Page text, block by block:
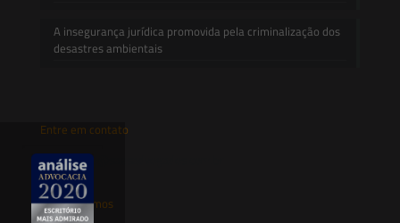
A insegurança jurídica promovida pela criminalização dos
desastres ambientais
Entre em contato
contato@saesadvogados.com.br
Onde estamos